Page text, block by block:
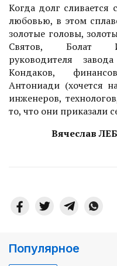
Когда долг сливается
любовью, в этом
золотые головы,
Святов, Болат
руководителя
Кондаков,
Антониади (хочется
инженеров,
то, что они приказали
Вячеслав
Популярное